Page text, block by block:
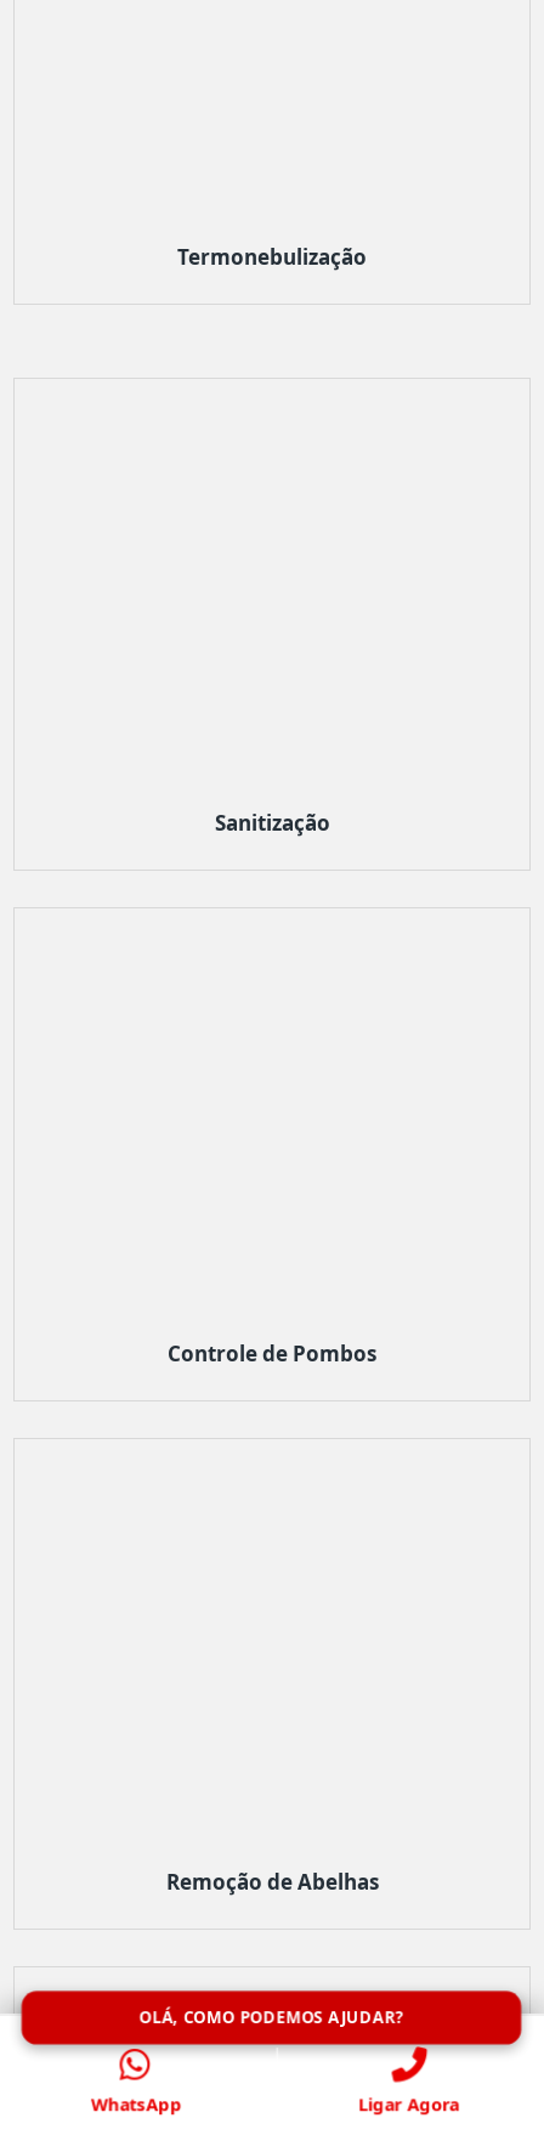
Termonebulização
Sanitização
Controle de Pombos
Remoção de Abelhas
OLÁ, COMO PODEMOS AJUDAR?
WhatsApp Ligar Agora